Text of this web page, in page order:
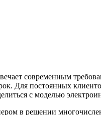
современным
Для постоянных
с моделью
в решении